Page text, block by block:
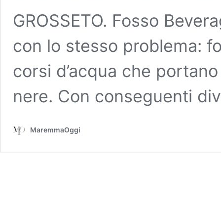
GROSSETO. Fosso
con lo stesso problema:
corsi d’acqua che
nere. Con conseguenti
MaremmaOggi